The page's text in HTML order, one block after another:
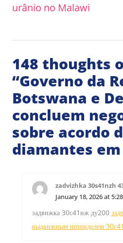
urânio no Malawi
148 thoughts
“Governo da
Botswana e
concluem
sobre acordo
diamantes
zadvizhka 30s41nzh
January 18, 2026 at
задвижка 30с41нж ду200
выдвижным шпинделем